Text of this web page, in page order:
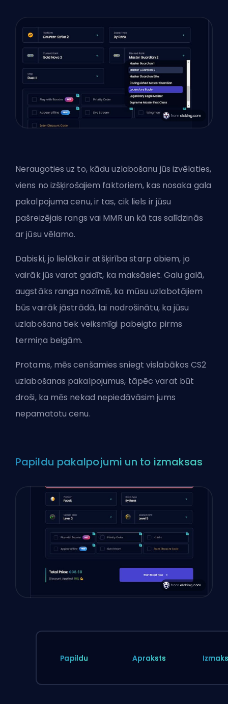
Neraugoties uz to, kādu uzlabošanu jūs izvēlaties,
viens no izšķirošajiem faktoriem, kas nosaka gala
pakalpojuma cenu, ir tas, cik liels ir jūsu
pašreizējais rangs vai MMR un kā tas salīdzinās
ar jūsu vēlamo.
Dabiski, jo lielāka ir atšķirība starp abiem, jo
vairāk jūs varat gaidīt, ka maksāsiet. Galu galā,
augstāks ranga nozīmē, ka mūsu uzlabotājiem
būs vairāk jāstrādā, lai nodrošinātu, ka jūsu
uzlabošana tiek veiksmīgi pabeigta pirms
termiņa beigām.
Protams, mēs cenšamies sniegt vislabākos CS2
uzlabošanas pakalpojumus, tāpēc varat būt
droši, ka mēs nekad nepiedāvāsim jums
nepamatotu cenu.
Papildu pakalpojumi un to izmaksas
Papildu Apraksts